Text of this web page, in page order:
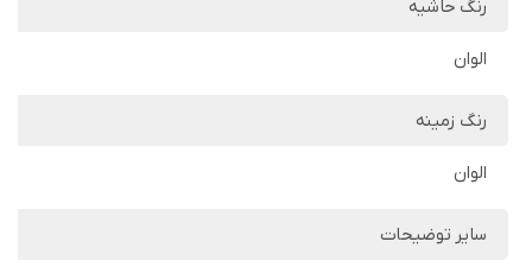
رنگ حاشیه
الوان
رنگ زمینه
الوان
سایر توضیحات